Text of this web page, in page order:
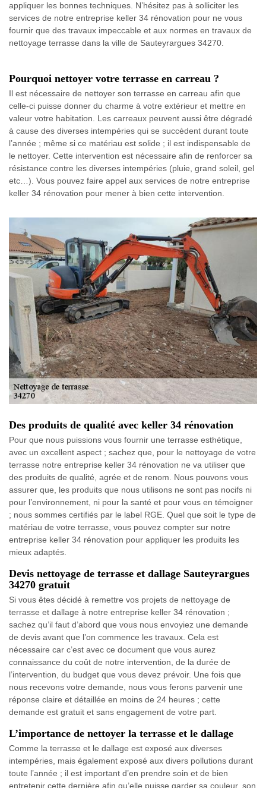
appliquer les bonnes techniques. N’hésitez pas à solliciter les
services de notre entreprise keller 34 rénovation pour ne vous
fournir que des travaux impeccable et aux normes en travaux de
nettoyage terrasse dans la ville de Sauteyrargues 34270.
Pourquoi nettoyer votre terrasse en carreau ?
Il est nécessaire de nettoyer son terrasse en carreau afin que
celle-ci puisse donner du charme à votre extérieur et mettre en
valeur votre habitation. Les carreaux peuvent aussi être dégradé
à cause des diverses intempéries qui se succèdent durant toute
l’année ; même si ce matériau est solide ; il est indispensable de
le nettoyer. Cette intervention est nécessaire afin de renforcer sa
résistance contre les diverses intempéries (pluie, grand soleil, gel
etc…). Vous pouvez faire appel aux services de notre entreprise
keller 34 rénovation pour mener à bien cette intervention.
Des produits de qualité avec keller 34 rénovation
Pour que nous puissions vous fournir une terrasse esthétique,
avec un excellent aspect ; sachez que, pour le nettoyage de votre
terrasse notre entreprise keller 34 rénovation ne va utiliser que
des produits de qualité, agrée et de renom. Nous pouvons vous
assurer que, les produits que nous utilisons ne sont pas nocifs ni
pour l’environnement, ni pour la santé et pour vous en témoigner
; nous sommes certifiés par le label RGE. Quel que soit le type de
matériau de votre terrasse, vous pouvez compter sur notre
entreprise keller 34 rénovation pour appliquer les produits les
mieux adaptés.
Devis nettoyage de terrasse et dallage Sauteyrargues
34270 gratuit
Si vous êtes décidé à remettre vos projets de nettoyage de
terrasse et dallage à notre entreprise keller 34 rénovation ;
sachez qu’il faut d’abord que vous nous envoyiez une demande
de devis avant que l’on commence les travaux. Cela est
nécessaire car c’est avec ce document que vous aurez
connaissance du coût de notre intervention, de la durée de
l’intervention, du budget que vous devez prévoir. Une fois que
nous recevons votre demande, nous vous ferons parvenir une
réponse claire et détaillée en moins de 24 heures ; cette
demande est gratuit et sans engagement de votre part.
L’importance de nettoyer la terrasse et le dallage
Comme la terrasse et le dallage est exposé aux diverses
intempéries, mais également exposé aux divers pollutions durant
toute l’année ; il est important d’en prendre soin et de bien
entretenir cette dernière afin qu’elle puisse garder sa couleur, son